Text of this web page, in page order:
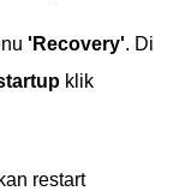
'Recovery'. Di
klik
restart